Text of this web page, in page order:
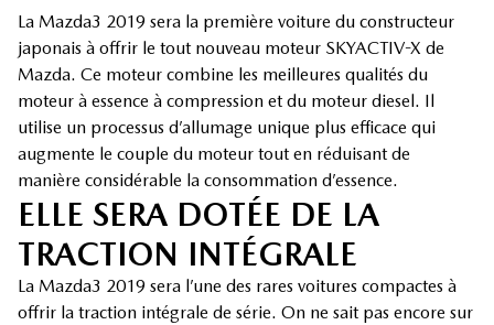
La Mazda3 2019 sera la première voiture du constructeur
japonais à offrir le tout nouveau moteur SKYACTIV-X de
Mazda. Ce moteur combine les meilleures qualités du
moteur à essence à compression et du moteur diesel. Il
utilise un processus d’allumage unique plus efficace qui
augmente le couple du moteur tout en réduisant de
manière considérable la consommation d’essence.
ELLE SERA DOTÉE DE LA
TRACTION INTÉGRALE
La Mazda3 2019 sera l’une des rares voitures compactes à
offrir la traction intégrale de série. On ne sait pas encore sur